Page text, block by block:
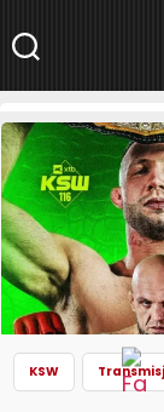
NaszeMMA.pl»
PPV, stream
KSW